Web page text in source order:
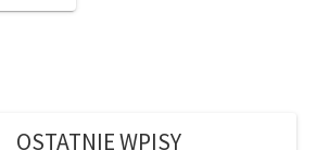
OSTATNIE WPISY